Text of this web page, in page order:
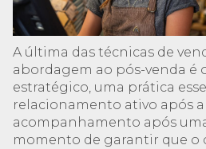
A última das técnicas de
abordagem ao pós-venda é
estratégico, uma prática
relacionamento ativo após a
acompanhamento após
momento de garantir que o